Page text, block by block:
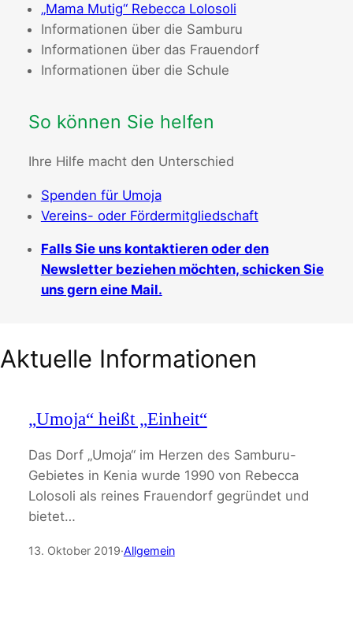
„Mama Mutig“ Rebecca Lolosoli
Informationen über die Samburu
Informationen über das Frauendorf
Informationen über die Schule
So können Sie helfen
Ihre Hilfe macht den Unterschied
Spenden für Umoja
Vereins- oder Fördermitgliedschaft
Falls Sie uns kontaktieren oder den
Newsletter beziehen möchten, schicken Sie
uns gern eine Mail.
Aktuelle Informationen
„Umoja“ heißt „Einheit“
Das Dorf „Umoja“ im Herzen des Samburu-
Gebietes in Kenia wurde 1990 von Rebecca
Lolosoli als reines Frauendorf gegründet und
bietet…
13. Oktober 2019·Allgemein